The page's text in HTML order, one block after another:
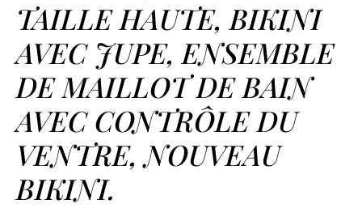
TAILLE HAUTE, BIKINI
AVEC JUPE, ENSEMBLE
DE MAILLOT DE BAIN
AVEC CONTRÔLE DU
VENTRE, NOUVEAU
BIKINI.